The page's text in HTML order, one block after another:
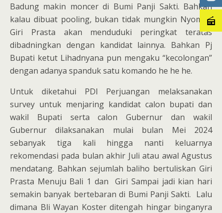
Badung makin moncer di Bumi Panji Sakti. Bahkan
kalau dibuat pooling, bukan tidak mungkin Nyoman
Giri Prasta akan menduduki peringkat teratas
dibadningkan dengan kandidat lainnya. Bahkan Pj
Bupati ketut Lihadnyana pun mengaku “kecolongan”
dengan adanya spanduk satu komando he he he.
Untuk diketahui PDI Perjuangan melaksanakan
survey untuk menjaring kandidat calon bupati dan
wakil Bupati serta calon Gubernur dan wakil
Gubernur dilaksanakan mulai bulan Mei 2024
sebanyak tiga kali hingga nanti keluarnya
rekomendasi pada bulan akhir Juli atau awal Agustus
mendatang. Bahkan sejumlah baliho bertuliskan Giri
Prasta Menuju Bali 1 dan Giri Sampai jadi kian hari
semakin banyak bertebaran di Bumi Panji Sakti. Lalu
dimana Bli Wayan Koster ditengah hingar binganyra